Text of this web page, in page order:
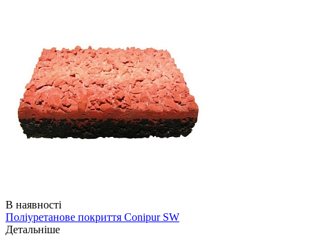
В наявності
Поліуретанове покриття Conipur SW
Детальніше